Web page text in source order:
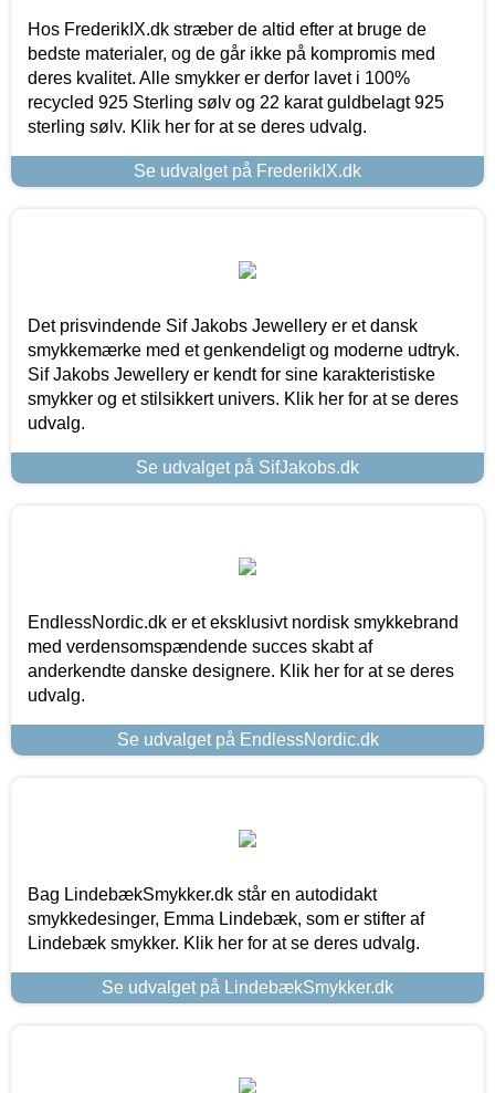
Hos FrederikIX.dk stræber de altid efter at bruge de
bedste materialer, og de går ikke på kompromis med
deres kvalitet. Alle smykker er derfor lavet i 100%
recycled 925 Sterling sølv og 22 karat guldbelagt 925
sterling sølv. Klik her for at se deres udvalg.
Se udvalget på FrederikIX.dk
Det prisvindende Sif Jakobs Jewellery er et dansk
smykkemærke med et genkendeligt og moderne udtryk.
Sif Jakobs Jewellery er kendt for sine karakteristiske
smykker og et stilsikkert univers. Klik her for at se deres
udvalg.
Se udvalget på SifJakobs.dk
EndlessNordic.dk er et eksklusivt nordisk smykkebrand
med verdensomspændende succes skabt af
anderkendte danske designere. Klik her for at se deres
udvalg.
Se udvalget på EndlessNordic.dk
Bag LindebækSmykker.dk står en autodidakt
smykkedesinger, Emma Lindebæk, som er stifter af
Lindebæk smykker. Klik her for at se deres udvalg.
Se udvalget på LindebækSmykker.dk